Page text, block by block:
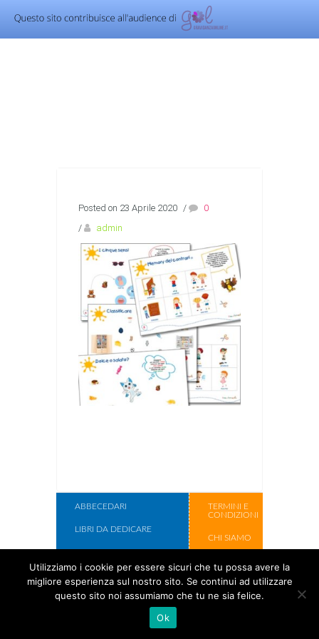
Posted on 23 Aprile 2020 /
0
/
admin
ABBECEDARI
LIBRI DA DEDICARE
LIBRI DA ILLUSTRARE
SCATOLE REGALO
TERMINI E
CONDIZIONI
CHI SIAMO
Copyright Cose
Utilizziamo i cookie per essere sicuri che tu possa avere la
migliore esperienza sul nostro sito. Se continui ad utilizzare
questo sito noi assumiamo che tu ne sia felice.
Ok